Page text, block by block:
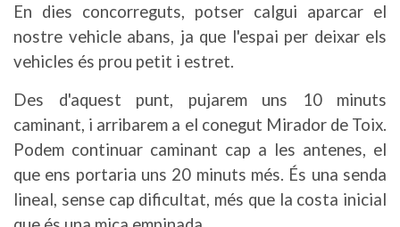
En dies concorreguts, potser calgui aparcar el
nostre vehicle abans, ja que l'espai per deixar els
vehicles és prou petit i estret.
Des d'aquest punt, pujarem uns 10 minuts
caminant, i arribarem a el conegut Mirador de Toix.
Podem continuar caminant cap a les antenes, el
que ens portaria uns 20 minuts més. És una senda
lineal, sense cap dificultat, més que la costa inicial